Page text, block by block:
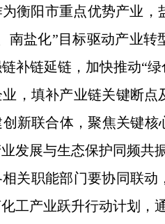
衡阳市重点优势产业
南盐化”目标驱动产业
补链延链，加快推动“
，填补产业链关键断
新联合体，聚焦关键
发展与生态保护同频共
关职能部门要协同联
工产业跃升行动计划，